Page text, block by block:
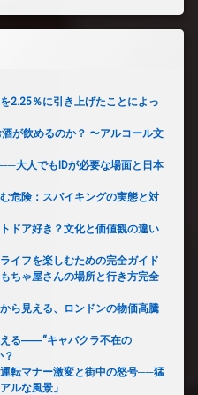
2.25％に引き上げたことによっ
が飲めるのか？ 〜アルコール文
大人でもIDが必要な場面と日本
危険：スパイキングの実態と対
ドア好き？文化と価値観の違い
イフを楽しむための完全ガイド
ちゃ屋さんの場所と行き方完全
ら見える、ロンドンの物価高騰
る――“キャバクラ不在の
？
運転マナー激変と街中の怒号──猛
ルな風景」